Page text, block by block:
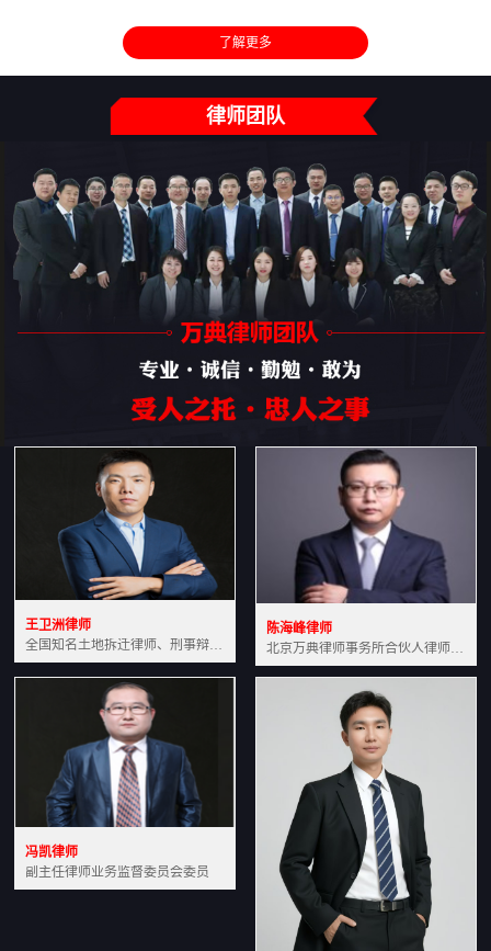
了解更多
律师团队
王卫洲律师
全国知名土地拆迁律师、刑事辩护律师北京万典律师事务所主任中国法学会会员北京市行政法研究会理事
陈海峰律师
北京万典律师事务所合伙人律师土地房产专业资深律师
冯凯律师
副主任律师业务监督委员会委员